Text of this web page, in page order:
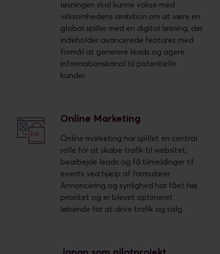
løsningen skal kunne vokse med
virksomhedens ambition om at være en
global spiller med en digital løsning, der
indeholder avancerede features med
formål at generere leads og agere
informationskanal til potentielle
kunder.
Online Marketing
Online marketing har spillet en central
rolle for at skabe trafik til websitet,
bearbejde leads og få tilmeldinger til
events ved hjælp af formularer.
Annoncering og synlighed har fået høj
prioritet og er blevet optimeret
løbende for at drive trafik og salg.